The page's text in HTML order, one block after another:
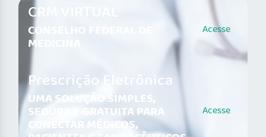
CRM VIRTUAL
CONSELHO FEDERAL DE
MEDICINA
Acesse
Prescrição Eletrônica
UMA SOLUÇÃO SIMPLES,
SEGURA E GRATUITA PARA
CONECTAR MÉDICOS,
Acesse